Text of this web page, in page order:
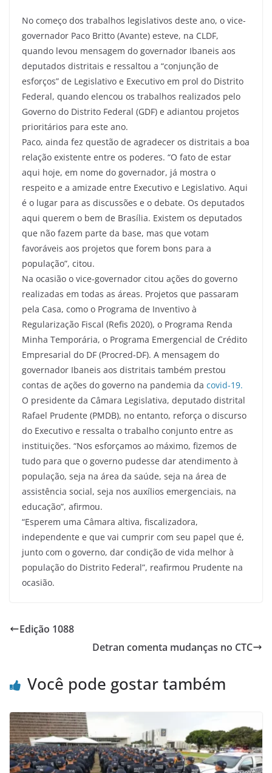
No começo dos trabalhos legislativos deste ano, o vice-
governador Paco Britto (Avante) esteve, na CLDF,
quando levou mensagem do governador Ibaneis aos
deputados distritais e ressaltou a “conjunção de
esforços” de Legislativo e Executivo em prol do Distrito
Federal, quando elencou os trabalhos realizados pelo
Governo do Distrito Federal (GDF) e adiantou projetos
prioritários para este ano.
Paco, ainda fez questão de agradecer os distritais a boa
relação existente entre os poderes. “O fato de estar
aqui hoje, em nome do governador, já mostra o
respeito e a amizade entre Executivo e Legislativo. Aqui
é o lugar para as discussões e o debate. Os deputados
aqui querem o bem de Brasília. Existem os deputados
que não fazem parte da base, mas que votam
favoráveis aos projetos que forem bons para a
população”, citou.
Na ocasião o vice-governador citou ações do governo
realizadas em todas as áreas. Projetos que passaram
pela Casa, como o Programa de Inventivo à
Regularização Fiscal (Refis 2020), o Programa Renda
Minha Temporária, o Programa Emergencial de Crédito
Empresarial do DF (Procred-DF). A mensagem do
governador Ibaneis aos distritais também prestou
contas de ações do governo na pandemia da covid-19.
O presidente da Câmara Legislativa, deputado distrital
Rafael Prudente (PMDB), no entanto, reforça o discurso
do Executivo e ressalta o trabalho conjunto entre as
instituições. “Nos esforçamos ao máximo, fizemos de
tudo para que o governo pudesse dar atendimento à
população, seja na área da saúde, seja na área de
assistência social, seja nos auxílios emergenciais, na
educação”, afirmou.
“Esperem uma Câmara altiva, fiscalizadora,
independente e que vai cumprir com seu papel que é,
junto com o governo, dar condição de vida melhor à
população do Distrito Federal”, reafirmou Prudente na
ocasião.
Edição 1088
Detran comenta mudanças no CTC
Você pode gostar também